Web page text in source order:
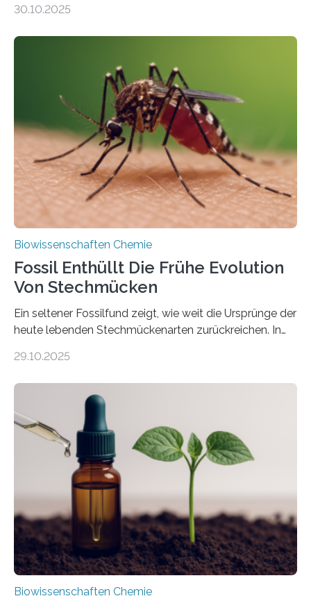
Landpflanzen zählen zu den komplexesten
Grünalgen, die vor Hunderten von Millionen Jahren
lebten. Unter den Vorfahren sticht eine Gruppe heraus,
die noch heute in der Natur vorkommt: die
Süßwasseralge Coleochaetophyceae. Einige Arten
dieser Gruppe bilden aus Zellfäden dichte Geflechte
mit scheibenförmiger Gestalt. Was auffällig ist: Die
nächsten…
30.10.2025
Biowissenschaften Chemie
Fossil Enthüllt Die Frühe Evolution
Von Stechmücken
Ein seltener Fossilfund zeigt, wie weit die Ursprünge der
heute lebenden Stechmückenarten zurückreichen. In
Forschende die bisher älteste bekannte Stechmücken-
Region Kachin in Myanmar und hat sich in
ausgezeichnetem Zustand erhalten. Es konnte als neue
Art einer neuen Gattung beschrieben werden und trägt
nun den Namen Cretosabethes primaevus. Dieser erste
fossile Nachweis einer Stechmückenlarve in Bernstein
stellt gleichzeitig den ersten Fossilfund einer
Mückenlarve aus dem Mesozoikum dar, denn…
29.10.2025
Biowissenschaften Chemie